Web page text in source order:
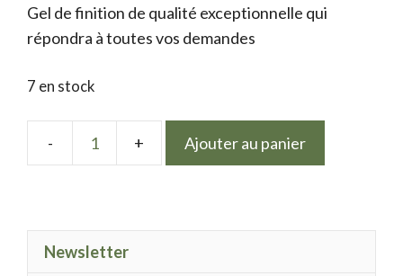
était :
9.50 €.
est :
7.50 €.
Gel de finition de qualité exceptionnelle qui
répondra à toutes vos demandes
7 en stock
quantité
gel
Ajouter au panier
Newsletter